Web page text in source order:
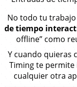
No todo tu
de tiempo
offline” como
Y cuando quieras
Timing te
cualquier otra